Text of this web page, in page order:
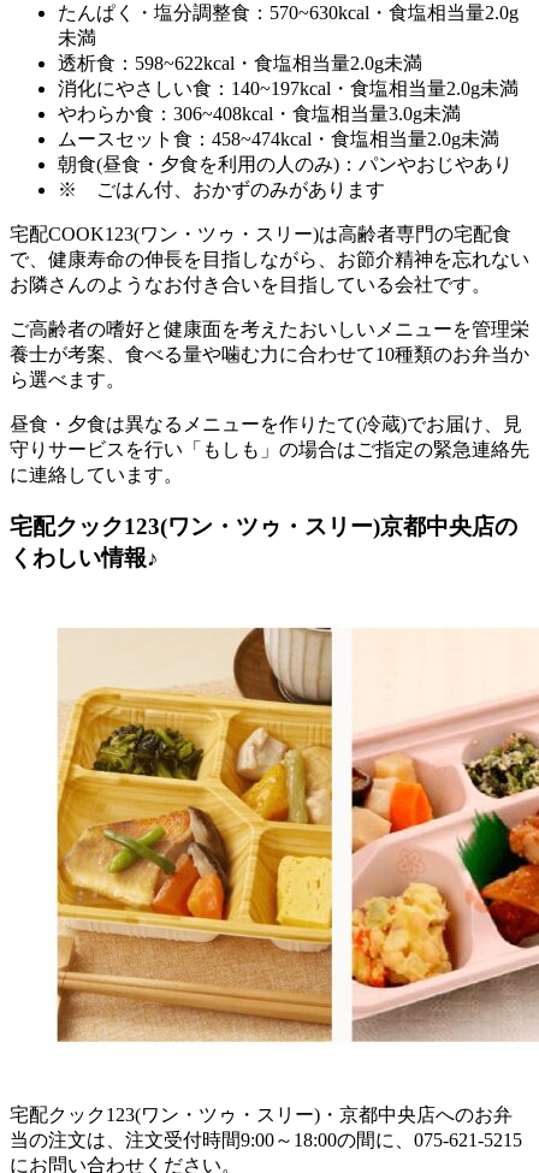
たんぱく・塩分調整食：570~630kcal・食塩相当量2.0g
未満
透析食：598~622kcal・食塩相当量2.0g未満
消化にやさしい食：140~197kcal・食塩相当量2.0g未満
やわらか食：306~408kcal・食塩相当量3.0g未満
ムースセット食：458~474kcal・食塩相当量2.0g未満
朝食(昼食・夕食を利用の人のみ)：パンやおじやあり
※ ごはん付、おかずのみがあります
宅配COOK123(ワン・ツゥ・スリー)は高齢者専門の宅配食
で、健康寿命の伸長を目指しながら、お節介精神を忘れない
お隣さんのようなお付き合いを目指している会社です。
ご高齢者の嗜好と健康面を考えたおいしいメニューを管理栄
養士が考案、食べる量や噛む力に合わせて10種類のお弁当か
ら選べます。
昼食・夕食は異なるメニューを作りたて(冷蔵)でお届け、見
守りサービスを行い「もしも」の場合はご指定の緊急連絡先
に連絡しています。
宅配クック123(ワン・ツゥ・スリー)京都中央店の
くわしい情報♪
宅配クック123(ワン・ツゥ・スリー)・京都中央店へのお弁
当の注文は、注文受付時間9:00～18:00の間に、075-621-5215
にお問い合わせください。